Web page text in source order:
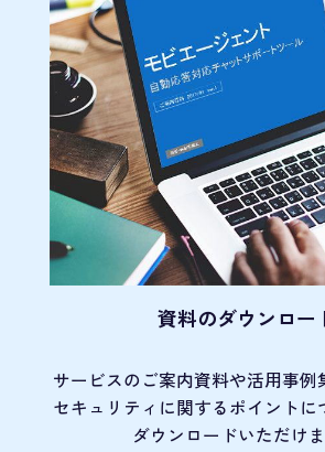
資料のダウンロー
サービスのご案内資料や活用事例
セキュリティに関するポイントに
ダウンロードいただけま